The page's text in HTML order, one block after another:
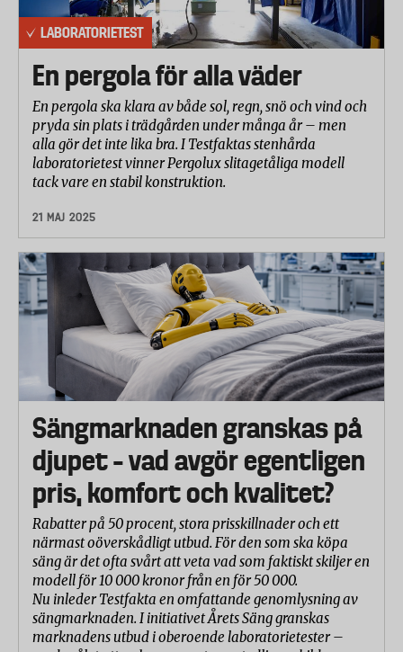
LABORATORIETEST
En pergola för alla väder
En pergola ska klara av både sol, regn, snö och vind och
pryda sin plats i trädgården under många år – men
alla gör det inte lika bra. I Testfaktas stenhårda
laboratorietest vinner Pergolux slitagetåliga modell
tack vare en stabil konstruktion.
21 MAJ 2025
Sängmarknaden granskas på
djupet – vad avgör egentligen
pris, komfort och kvalitet?
Rabatter på 50 procent, stora prisskillnader och ett
närmast oöverskådligt utbud. För den som ska köpa
säng är det ofta svårt att veta vad som faktiskt skiljer en
modell för 10 000 kronor från en för 50 000.
Nu inleder Testfakta en omfattande genomlysning av
sängmarknaden. I initiativet Årets Säng granskas
marknadens utbud i oberoende laboratorietester –